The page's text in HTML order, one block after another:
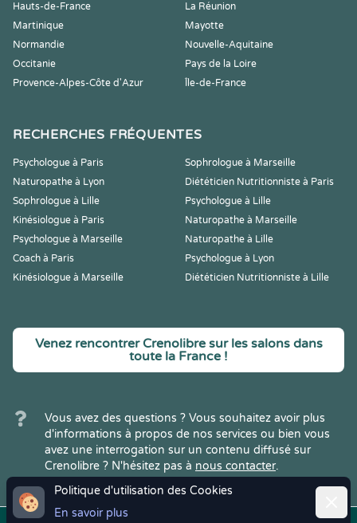
Politique d'utilisation des Cookies
En savoir plus
Hauts-de-France
La Réunion
Martinique
Mayotte
Normandie
Nouvelle-Aquitaine
Occitanie
Pays de la Loire
Provence-Alpes-Côte d'Azur
Île-de-France
RECHERCHES FRÉQUENTES
Psychologue à Paris
Sophrologue à Marseille
Naturopathe à Lyon
Diététicien Nutritionniste à Paris
Sophrologue à Lille
Psychologue à Lille
Kinésiologue à Paris
Naturopathe à Marseille
Psychologue à Marseille
Naturopathe à Lille
Coach à Paris
Psychologue à Lyon
Kinésiologue à Marseille
Diététicien Nutritionniste à Lille
Venez rencontrer Crenolibre sur les salons dans
toute la France !
Vous avez des questions ? Vous souhaitez avoir plus
d'informations à propos de nos services ou bien vous
avez une interrogation sur un contenu diffusé sur
Crenolibre ? N'hésitez pas à nous contacter.